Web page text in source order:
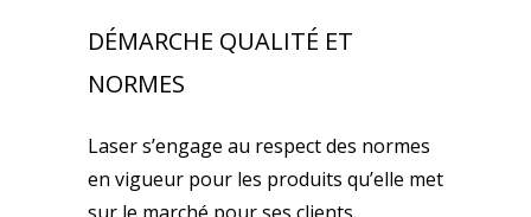
DÉMARCHE QUALITÉ ET
NORMES
Laser s’engage au respect des normes
en vigueur pour les produits qu’elle met